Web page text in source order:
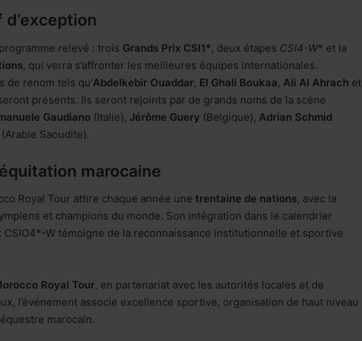
relevé : trois Grands Prix CSI1*, deux étapes CSI4-W* et la
, qui verra s’affronter les meilleures équipes internationales.
de renom tels qu’Abdelkebir Ouaddar, El Ghali Boukaa, Ali Al Ahrach et
présents. Ils seront rejoints par de grands noms de la scène
Gaudiano (Italie), Jérôme Guery (Belgique), Adrian Schmid
(Arabie Saoudite).
marocaine
Royal Tour attire chaque année une trentaine de nations, avec la
et champions du monde. Son intégration dans le calendrier
CSIO4*-W témoigne de la reconnaissance institutionnelle et sportive
Royal Tour, en partenariat avec les autorités locales et de
l’événement associe excellence sportive, organisation de haut niveau
marocain.